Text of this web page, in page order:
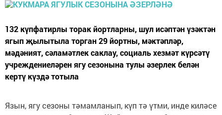
132 күпфатирлы торак йортларны, шул исәптән үзәктән
ягып җылытыла торган 29 йортны, мәктәпләр,
мәдәният, сәламәтлек саклау, социаль хезмәт күрсәтү
учреждениеләрен ягу сезонына тулы әзерлек белән
кертү күздә тотыла
Язын, ягу сезоны тәмамланып, күп тә үтми, инде киләсе